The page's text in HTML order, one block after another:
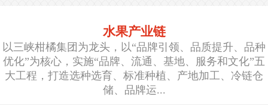
水果产业链
以三峡柑橘集团为龙头，以“品牌引领、品质提升、品种
优化”为核心，实施“品牌、流通、基地、服务和文化”五
大工程，打造选种选育、标准种植、产地加工、冷链仓
储、品牌运...